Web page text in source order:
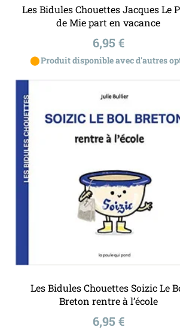
Les Bidules Chouettes Jacques Le
de Mie part en vacance
Prix
6,95 €
⬤Produit disponible avec d'autres
Les Bidules Chouettes Soizic Le
Breton rentre à l’école
Prix
6,95 €
Ajouter au panier